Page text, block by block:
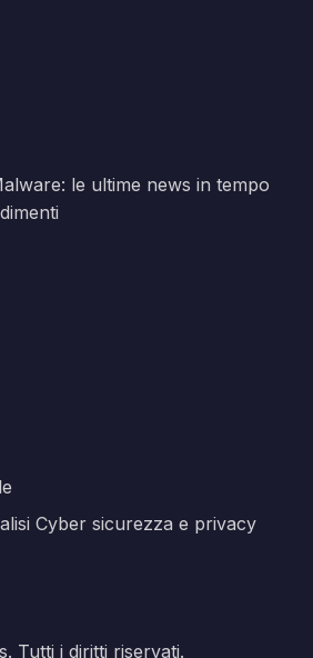
le ultime news in tempo
Cyber sicurezza e privacy
Tutti i diritti riservati.